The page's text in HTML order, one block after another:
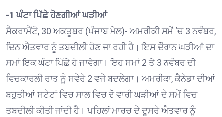
-1 ਘੰਟਾ ਪਿੱਛੇ ਹੋਣਗੀਆਂ ਘੜੀਆਂ
ਸੈਕਰਾਮੈਂਟੋ, 30 ਅਕਤੂਬਰ (ਪੰਜਾਬ ਮੇਲ)- ਅਮਰੀਕੀ ਸਮੇਂ ‘ਚ 3 ਨਵੰਬਰ,
ਦਿਨ ਐਤਵਾਰ ਨੂੰ ਤਬਦੀਲੀ ਹੋਣ ਜਾ ਰਹੀ ਹੈ। ਇਸ ਦੌਰਾਨ ਘੜੀਆਂ ਦਾ
ਸਮਾਂ ਇਕ ਘੰਟਾ ਪਿੱਛੇ ਹੋ ਜਾਵੇਗਾ। ਇਹ ਸਮਾਂ 2 ਤੇ 3 ਨਵੰਬਰ ਦੀ
ਵਿਚਕਾਰਲੀ ਰਾਤ ਨੂੰ ਸਵੇਰੇ 2 ਵਜੇ ਬਦਲੇਗਾ। ਅਮਰੀਕਾ, ਕੈਨੇਡਾ ਦੀਆਂ
ਬਹੁਤੀਆਂ ਸਟੇਟਾਂ ਵਿਚ ਸਾਲ ਵਿਚ ਦੋ ਵਾਰੀ ਘੜੀਆਂ ਦੇ ਸਮੇਂ ਵਿਚ
ਤਬਦੀਲੀ ਕੀਤੀ ਜਾਂਦੀ ਹੈ। ਪਹਿਲਾਂ ਮਾਰਚ ਦੇ ਦੂਸਰੇ ਐਤਵਾਰ ਨੂੰ